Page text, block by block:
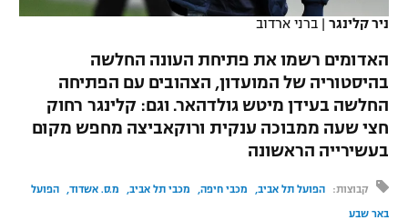
תוצאות
לוח שידורים
ברחבה
"מעל הליגה" – פודקאסט
הפועל תל אביב
הפועל חיפה
הפועל באר שבע
בני יהודה
ליגה הולנדית
ליגה טורקית
ליגה סינית
ליגות נוספות
דני אבדיה
שחייה
ג'ודו
אגרוף
ספורט אולימפי
UFC
ניר קלינגר | ברני ארדוב
האדומים רשמו את פתיחת העונה החלשה
בהיסטוריה של המועדון, הצהובים עם הפתיחה
החלשה בעידן מיטש גולדהאר. וגם: קלינגר רחוק
חצי שעה ממבוכה ענקית ורוקאביצה מחפש מקום
בעשירייה הראשונה
קבוצות: הפועל תל אביב מכבי חיפה מכבי תל אביב מ.ס. אשדוד הפועל
באר שבע